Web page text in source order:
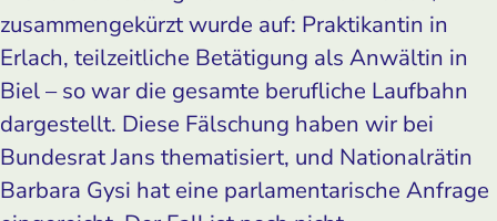
zusammengekürzt wurde auf: Praktikantin in
Erlach, teilzeitliche Betätigung als Anwältin in
Biel – so war die gesamte berufliche Laufbahn
dargestellt. Diese Fälschung haben wir bei
Bundesrat Jans thematisiert, und Nationalrätin
Barbara Gysi hat eine parlamentarische Anfrage